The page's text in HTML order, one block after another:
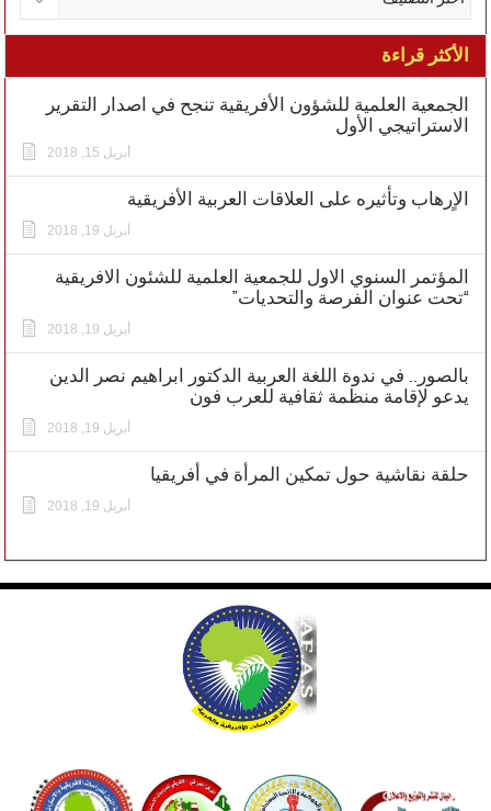
الأكثر قراءة
الجمعية العلمية للشؤون الأفريقية تنجح في اصدار التقرير
الاستراتيجي الأول
أبريل 15, 2018
الاٍرهاب وتأثيره على العلاقات العربية الأفريقية
أبريل 19, 2018
المؤتمر السنوي الاول للجمعية العلمية للشئون الافريقية
“تحت عنوان الفرصة والتحديات”
أبريل 19, 2018
بالصور.. في ندوة اللغة العربية الدكتور ابراهيم نصر الدين
يدعو لإقامة منظمة ثقافية للعرب فون
أبريل 19, 2018
حلقة نقاشية حول تمكين المرأة في أفريقيا
أبريل 19, 2018